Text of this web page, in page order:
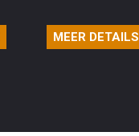
MEER DETAILS